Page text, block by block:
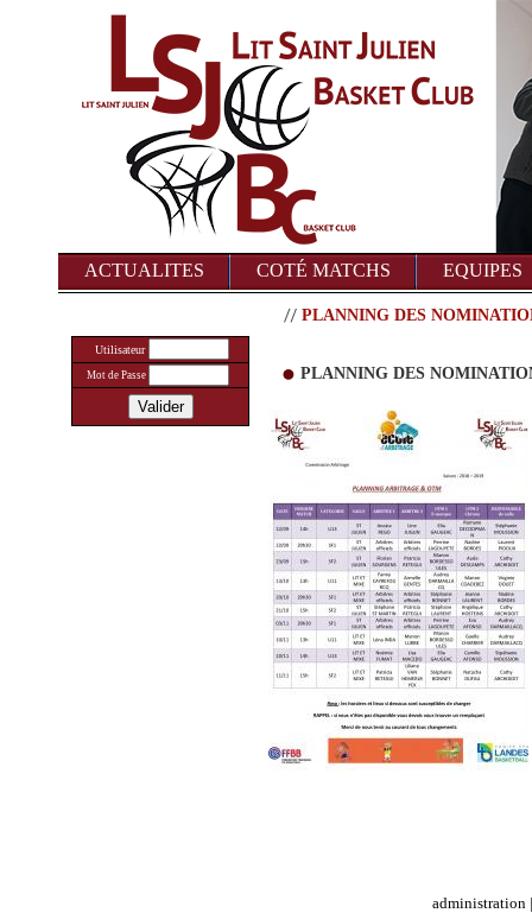
ACTUALITES COTÉ MATCHS EQUIPES
Utilisateur
Mot de Passe
PLANNING DES
PLANNING DES
administration